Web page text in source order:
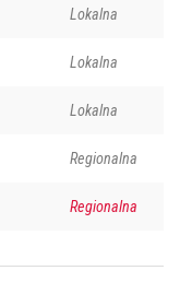
Lokalna
Lokalna
Lokalna
Regionalna
Regionalna